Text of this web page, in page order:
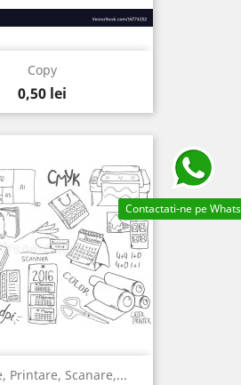
Copy
Pret
0,50 lei
Printare, Scanare,...
Contactati-ne pe